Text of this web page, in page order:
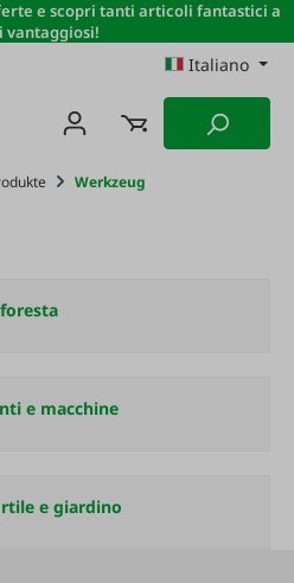
e scopri tanti articoli fantastici a
vantaggiosi!
Italiano
Werkzeug
foresta
e macchine
e giardino